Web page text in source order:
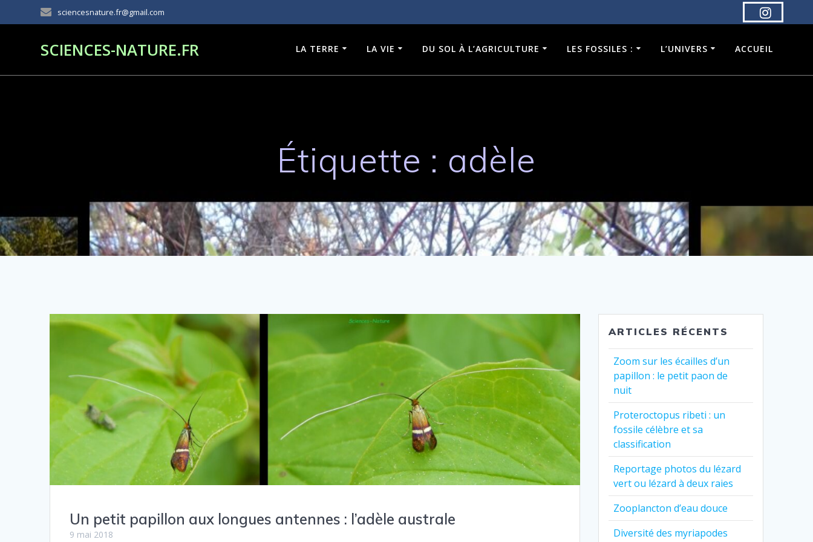
au
sciencesnature.fr@gmail.com
SCIENCES-NATURE.FR LA TERRE LA VIE DU SOL À L’AGRICULTURE LES FOSSILES : L’UNIVERS ACCUEIL
Étiquette : adèle
Un petit papillon aux longues antennes : l’adèle australe
9 mai 2018
ARTICLES RÉCENTS
Zoom sur les écailles d’un
papillon : le petit paon de
nuit
Proteroctopus ribeti : un
fossile célèbre et sa
classification
Reportage photos du lézard
vert ou lézard à deux raies
Zooplancton d’eau douce
Diversité des myriapodes